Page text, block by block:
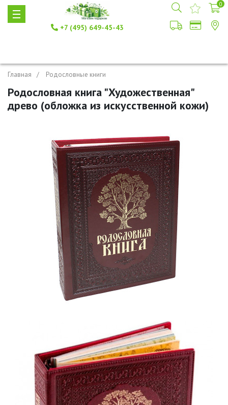
+7 (495) 649-45-43
0
Главная Родословные книги
Родословная книга "Художественная"
древо (обложка из искусственной кожи)